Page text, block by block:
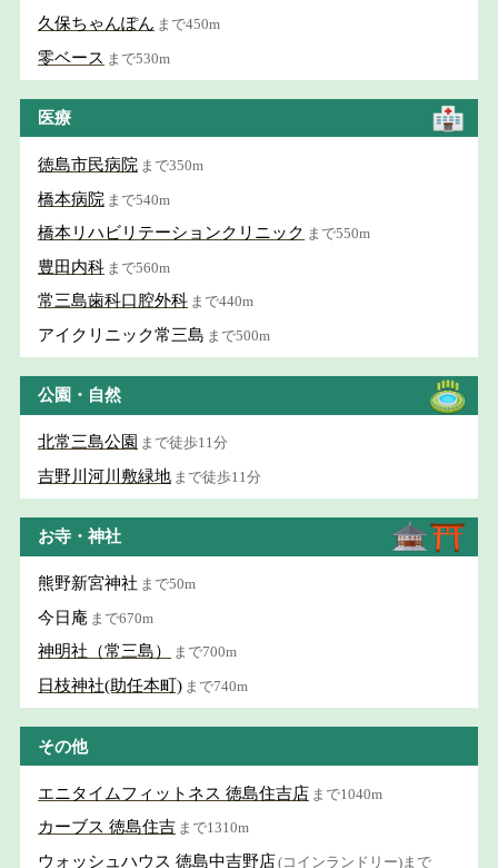
久保ちゃんぽん まで450m
零ベース まで530m
医療
徳島市民病院 まで350m
橋本病院 まで540m
橋本リハビリテーションクリニック まで550m
豊田内科 まで560m
常三島歯科口腔外科 まで440m
アイクリニック常三島 まで500m
公園・自然
北常三島公園 まで徒歩11分
吉野川河川敷緑地 まで徒歩11分
お寺・神社
熊野新宮神社 まで50m
今日庵 まで670m
神明社（常三島） まで700m
日枝神社(助任本町) まで740m
その他
エニタイムフィットネス 徳島住吉店 まで1040m
カーブス 徳島住吉 まで1310m
ウォッシュハウス 徳島中吉野店(コインランドリー)まで